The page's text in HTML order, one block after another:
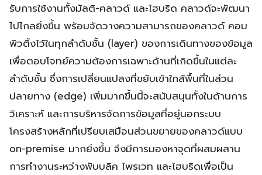
รับการใช้งานทั้งมัลติ-คลาวด์ และไฮบริด คลาวด์จะพัฒนา
ไปไกลยิ่งขึ้น พร้อมจัดวางความสามารถของคลาวด์ คอม
พิวติ้งไว้ในทุกลำดับชั้น (layer) ของการเดินทางของข้อมูล
เพื่อตอบโจทย์ความต้องการเฉพาะด้านที่เกิดขึ้นในแต่ละ
ลำดับชั้น ซึ่งการเปลี่ยนแปลงที่ขยับเข้าใกล้พื้นที่ในส่วน
ปลายทาง (edge) เพิ่มมากขึ้นนี้จะสนับสนุนทั้งในด้านการ
วิเคราะห์ และการบริหารจัดการข้อมูลที่อยู่นอกระบบ
โครงสร้างหลักที่เปรียบเสมือนส่วนขยายของคลาวด์แบบ
on-premise มากยิ่งขึ้น จึงมีการมองหาจุดที่ผสมผสาน
การทำงานระหว่างพับบลิค ไพรเวท และไฮบริดเพื่อเป็น